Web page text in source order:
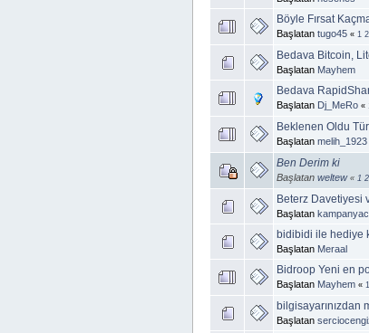
Böyle Fırsat
Başlatan tugo45 « 1 2
Bedava Bitcoin,
Başlatan Mayhem
Bedava
Başlatan Dj_MeRo «
Beklenen Oldu
Başlatan melih_1923
Ben Derim ki
Başlatan weltew « 1 2
Beterz Davetiyesi
Başlatan
bidibidi ile hediye
Başlatan Meraal
Bidroop Yeni en
Başlatan Mayhem « 1
bilgisayarınızdan
Başlatan